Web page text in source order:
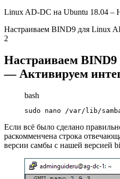
Linux AD-DC на Ubuntu 18.04 –
Настраиваем BIND9 для Linux
2
Настраиваем
— Активируем
bash
sudo nano /var/lib/
Если всё было сделано
раскомменчена строка
версии самбы с нашей версией